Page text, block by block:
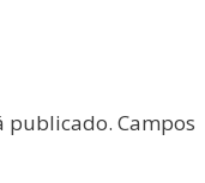
publicado. Campos